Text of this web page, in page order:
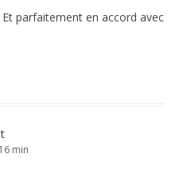
parfaitement en accord avec
min